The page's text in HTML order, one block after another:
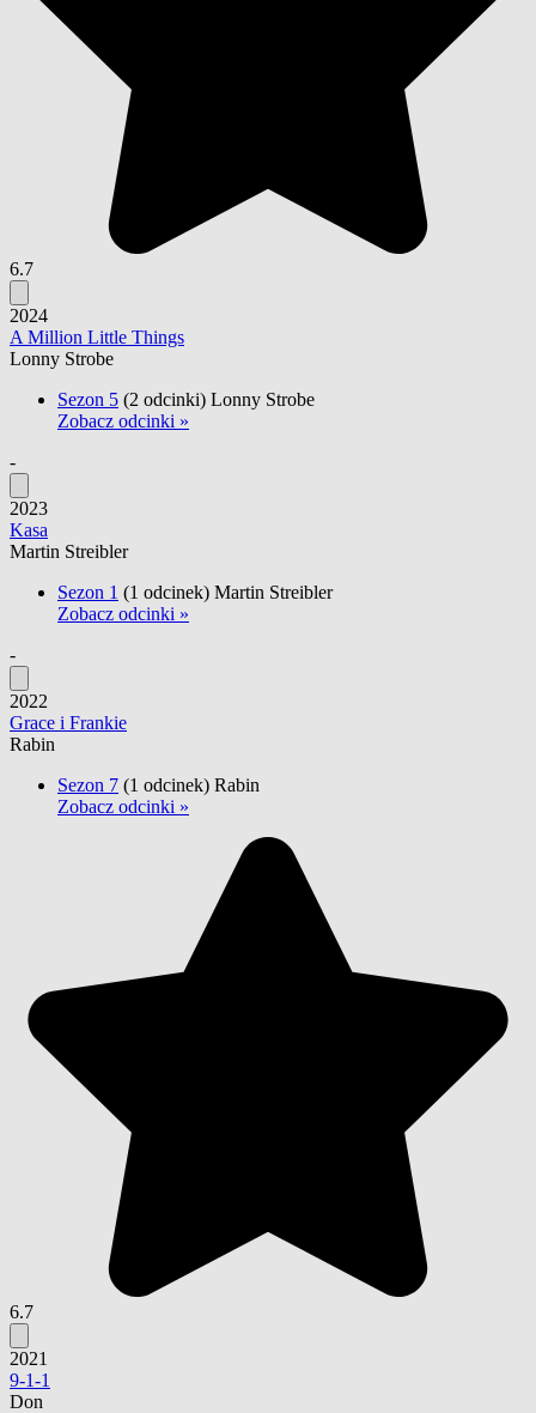
6.7
2024
A Million Little Things
Lonny Strobe
Sezon 5 (2 odcinki) Lonny Strobe
Zobacz odcinki »
-
2023
Kasa
Martin Streibler
Sezon 1 (1 odcinek) Martin Streibler
Zobacz odcinki »
-
2022
Grace i Frankie
Rabin
Sezon 7 (1 odcinek) Rabin
Zobacz odcinki »
6.7
2021
9-1-1
Don